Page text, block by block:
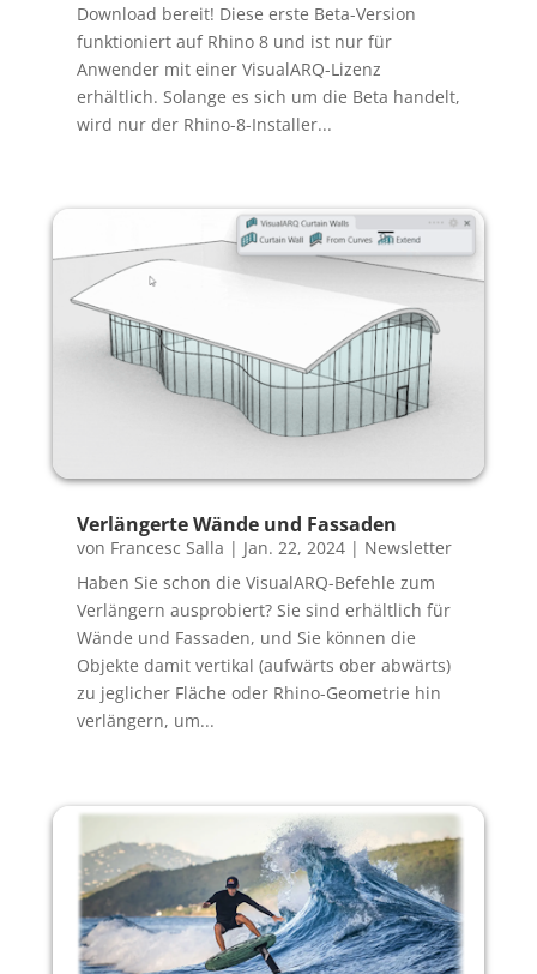
Download bereit! Diese erste Beta-Version
funktioniert auf Rhino 8 und ist nur für
Anwender mit einer VisualARQ-Lizenz
erhältlich. Solange es sich um die Beta handelt,
wird nur der Rhino-8-Installer...
Verlängerte Wände und Fassaden
von Francesc Salla | Jan. 22, 2024| Newsletter
Haben Sie schon die VisualARQ-Befehle zum
Verlängern ausprobiert? Sie sind erhältlich für
Wände und Fassaden, und Sie können die
Objekte damit vertikal (aufwärts ober abwärts)
zu jeglicher Fläche oder Rhino-Geometrie hin
verlängern, um...